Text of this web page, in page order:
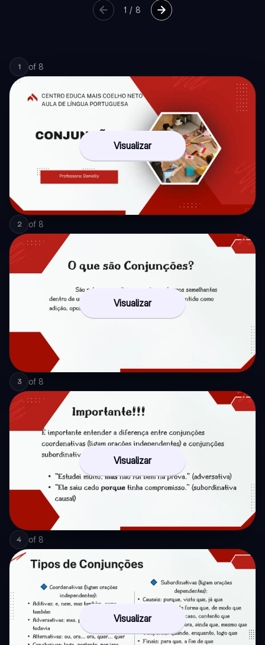
1 / 8
1 of 8
Visualizar
2 of 8
Visualizar
3 of 8
Visualizar
4 of 8
Visualizar